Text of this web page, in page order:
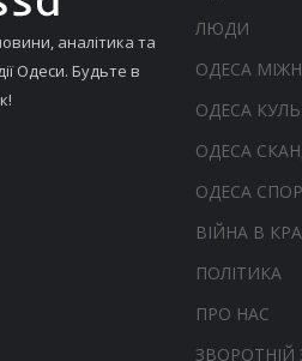
аналітика та
Одеси. Будьте в
ЛЮДИ
ОДЕСА
ОДЕСА
ОДЕСА
ОДЕСА
ВІЙНА В
ПОЛІТИКА
ПРО НАС
ЗВОРОТНІЙ